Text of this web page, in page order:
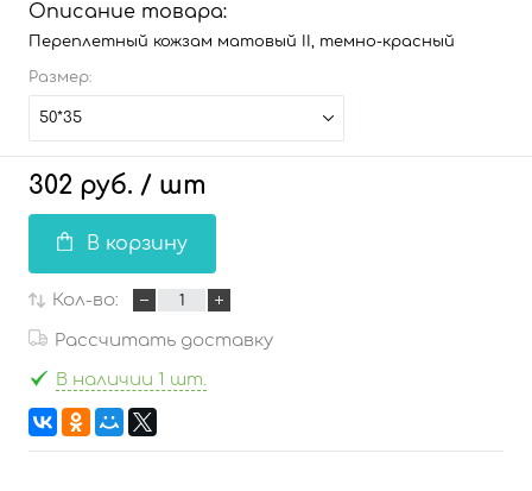
Описание товара:
Переплетный кожзам матовый II, темно-красный
Размер:
50*35
302 руб. / шт
В корзину
Кол-во:
Рассчитать доставку
В наличии 1 шт.